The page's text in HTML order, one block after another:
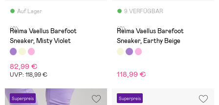
Auf Lager
(0)
Reima Vaellus Barefoot
Sneaker, Misty Violet
82,99 €
UVP: 118,99 €
9 VERFÜGBAR
(0)
Reima Vaellus Barefoot
Sneaker, Earthy Beige
118,99 €
Superpreis Superpreis